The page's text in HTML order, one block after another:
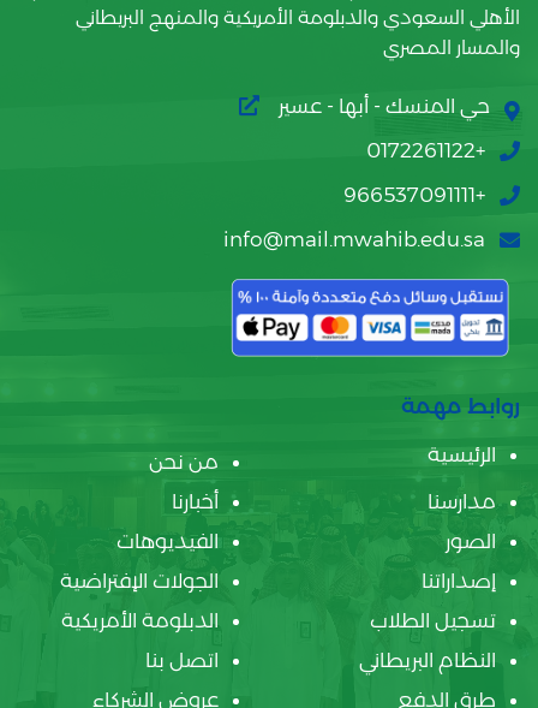
الأهلي السعودي والدبلومة الأمريكية والمنهج البريطاني
والمسار المصري
حي المنسك - أبها - عسير
+0172261122
+966537091111
info@mail.mwahib.edu.sa
روابط مهمة
الرئيسية
من نحن
مدارسنا
أخبارنا
الصور
الفيديوهات
إصداراتنا
الجولات الإفتراضية
تسجيل الطلاب
الدبلومة الأمريكية
النظام البريطاني
اتصل بنا
طرق الدفع
عروض الشركاء